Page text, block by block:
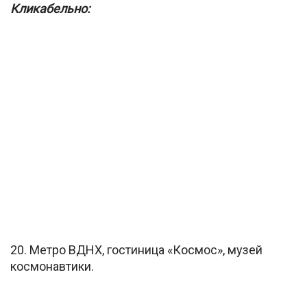
Кликабельно:
20. Метро ВДНХ, гостиница «Космос», музей
космонавтики.